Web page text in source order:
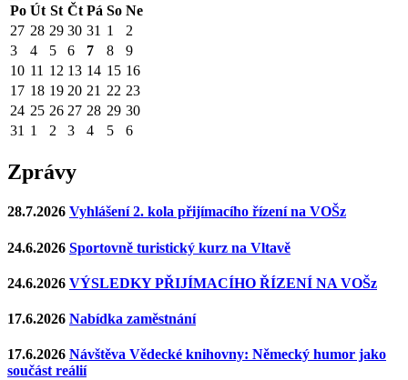
Po Út St Čt Pá So Ne
27 28 29 30 31 1
2
3
4 5 6 7 8
9
10 11 12 13 14 15 16
17 18 19 20 21 22 23
24 25 26 27 28 29 30
31 1 2 3 4 5 6
Zprávy
28.7.2026 Vyhlášení 2. kola přijímacího řízení na VOŠz
24.6.2026 Sportovně turistický kurz na Vltavě
24.6.2026 VÝSLEDKY PŘIJÍMACÍHO ŘÍZENÍ NA VOŠz
17.6.2026 Nabídka zaměstnání
17.6.2026 Návštěva Vědecké knihovny: Německý humor jako
součást reálií